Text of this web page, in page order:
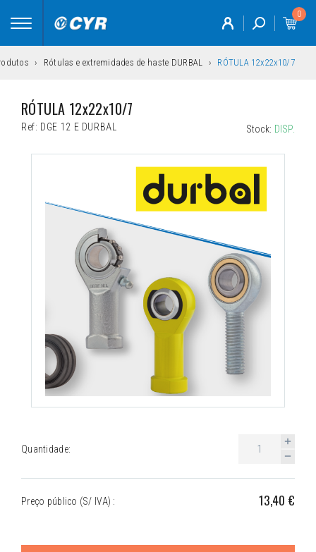
Toggle
0
Rótulas e extremidades de haste DURBAL RÓTULA 12x22x10/7
RÓTULA 12x22x10/7
Ref: DGE 12 E DURBAL Stock: DISP.
Quantidade:
Preço público (S/ IVA) : 13,40 €